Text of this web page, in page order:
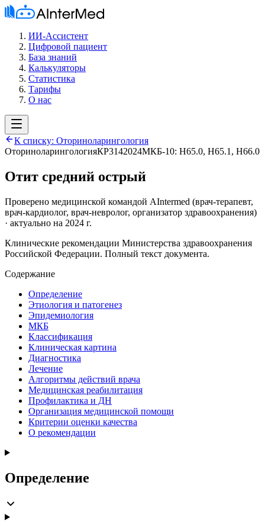
ИИ-Ассистент
Цифровой пациент
База знаний
Калькуляторы
Статистика
Тарифы
О нас
К списку: Оториноларингология
ОториноларингологияКР3142024МКБ-10: H65.0, H65.1, H66.0
Отит средний острый
Проверено медицинской командой AIntermed (врач-терапевт,
врач-кардиолог, врач-невролог, организатор здравоохранения)
· актуально на 2024 г.
Клинические рекомендации Министерства здравоохранения
Российской Федерации. Полный текст документа.
Содержание
Определение
Этиология и патогенез
Эпидемиология
МКБ
Классификация
Клиническая картина
Диагностика
Лечение
Алгоритмы действий врача
Медицинская реабилитация
Профилактика и ДН
Организация медицинской помощи
Критерии оценки качества
О рекомендации
Определение